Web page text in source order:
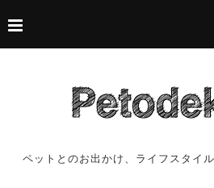
ペットとのお出かけ、ライフスタイ